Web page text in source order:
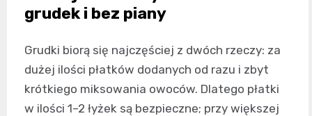
grudek i bez piany
Grudki biorą się najczęściej z dwóch rzeczy: za
dużej ilości płatków dodanych od razu i zbyt
krótkiego miksowania owoców. Dlatego płatki
w ilości 1–2 łyżek są bezpieczne; przy większej